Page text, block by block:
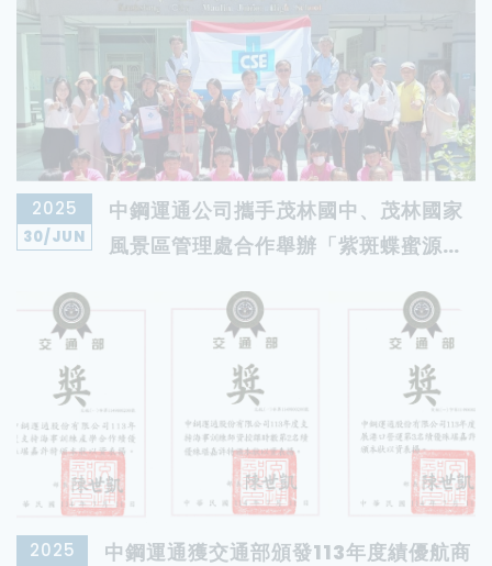
2025
30/JUN
中鋼運通公司攜手茂林國中、茂林國家
風景區管理處合作舉辦「紫斑蝶蜜源植
2025 中鋼運通獲交通部頒發113年度績優航商